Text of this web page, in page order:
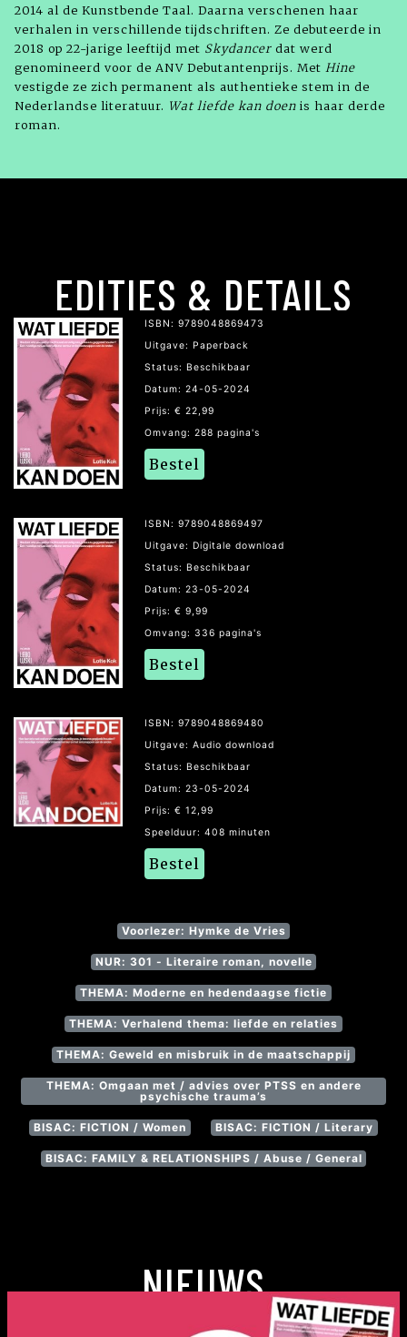
2014 al de Kunstbende Taal. Daarna verschenen haar
verhalen in verschillende tijdschriften. Ze debuteerde in
2018 op 22-jarige leeftijd met Skydancer dat werd
genomineerd voor de ANV Debutantenprijs. Met Hine
vestigde ze zich permanent als authentieke stem in de
Nederlandse literatuur. Wat liefde kan doen is haar derde
roman.
EDITIES & DETAILS
ISBN: 9789048869473
Uitgave: Paperback
Status: Beschikbaar
Datum: 24-05-2024
Prijs: € 22,99
Omvang: 288 pagina's
Bestel
ISBN: 9789048869497
Uitgave: Digitale download
Status: Beschikbaar
Datum: 23-05-2024
Prijs: € 9,99
Omvang: 336 pagina's
Bestel
ISBN: 9789048869480
Uitgave: Audio download
Status: Beschikbaar
Datum: 23-05-2024
Prijs: € 12,99
Speelduur: 408 minuten
Bestel
Voorlezer: Hymke de Vries
NUR: 301 - Literaire roman, novelle
THEMA: Moderne en hedendaagse fictie
THEMA: Verhalend thema: liefde en relaties
THEMA: Geweld en misbruik in de maatschappij
THEMA: Omgaan met / advies over PTSS en andere
psychische trauma’s
BISAC: FICTION / Women BISAC: FICTION / Literary
BISAC: FAMILY & RELATIONSHIPS / Abuse / General
NIEUWS